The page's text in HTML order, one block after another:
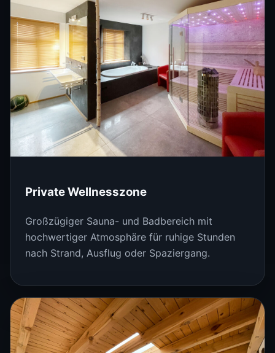
Private Wellnesszone
Großzügiger Sauna- und Badbereich mit
hochwertiger Atmosphäre für ruhige Stunden
nach Strand, Ausflug oder Spaziergang.